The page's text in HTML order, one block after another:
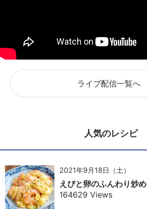
ライブ配信一覧へ
人気のレシピ
2021年9月18日（土）
えびと卵のふんわり炒め
164629 Views